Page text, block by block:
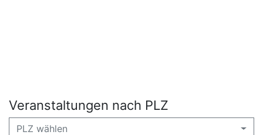
Veranstaltungen nach PLZ
PLZ wählen